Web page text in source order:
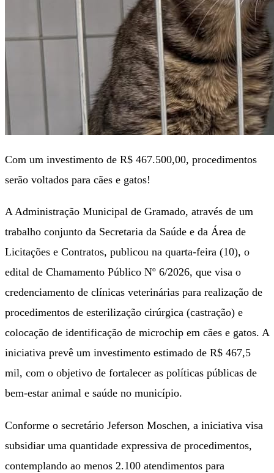
Com um investimento de R$ 467.500,00, procedimentos
serão voltados para cães e gatos!
A Administração Municipal de Gramado, através de um
trabalho conjunto da Secretaria da Saúde e da Área de
Licitações e Contratos, publicou na quarta-feira (10), o
edital de Chamamento Público Nº 6/2026, que visa o
credenciamento de clínicas veterinárias para realização de
procedimentos de esterilização cirúrgica (castração) e
colocação de identificação de microchip em cães e gatos. A
iniciativa prevê um investimento estimado de R$ 467,5
mil, com o objetivo de fortalecer as políticas públicas de
bem-estar animal e saúde no município.
Conforme o secretário Jeferson Moschen, a iniciativa visa
subsidiar uma quantidade expressiva de procedimentos,
contemplando ao menos 2.100 atendimentos para